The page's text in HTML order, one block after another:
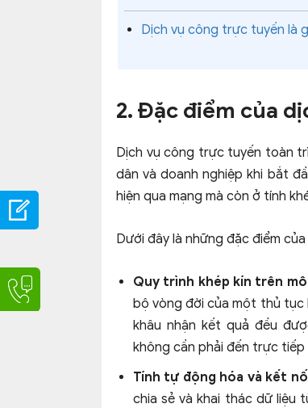
Dịch vụ công trực tuyến là
2. Đặc điểm của
Dịch vụ công trực tuyến toàn
dân và doanh nghiệp khi bắt
hiện qua mạng mà còn ở tính
Dưới đây là những đặc điểm
Quy trình khép kín trên
bộ vòng đời của một thủ tục
khâu nhận kết quả đều
không cần phải đến trực
Tính tự động hóa và kết
chia sẻ và khai thác dữ liệu